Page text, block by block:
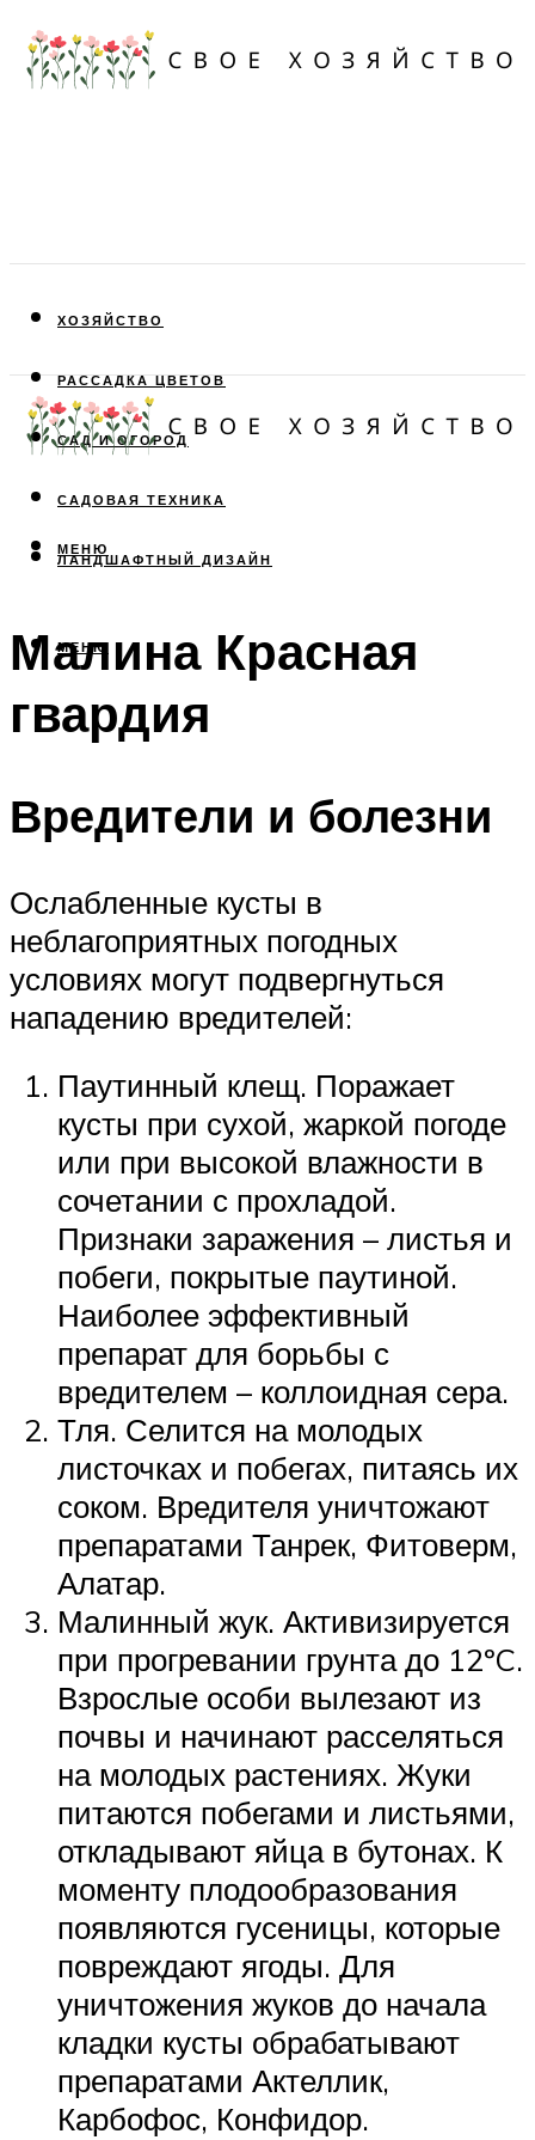
ХОЗЯЙСТВО
РАССАДКА ЦВЕТОВ
САД И ОГОРОД
САДОВАЯ ТЕХНИКА
ЛАНДШАФТНЫЙ ДИЗАЙН
МЕНЮ
МЕНЮ
Малина Красная
гвардия
Вредители и болезни
Ослабленные кусты в
неблагоприятных погодных
условиях могут подвергнуться
нападению вредителей:
Паутинный клещ. Поражает
кусты при сухой, жаркой погоде
или при высокой влажности в
сочетании с прохладой.
Признаки заражения – листья и
побеги, покрытые паутиной.
Наиболее эффективный
препарат для борьбы с
вредителем – коллоидная сера.
Тля. Селится на молодых
листочках и побегах, питаясь их
соком. Вредителя уничтожают
препаратами Танрек, Фитоверм,
Алатар.
Малинный жук. Активизируется
при прогревании грунта до 12ºC.
Взрослые особи вылезают из
почвы и начинают расселяться
на молодых растениях. Жуки
питаются побегами и листьями,
откладывают яйца в бутонах. К
моменту плодообразования
появляются гусеницы, которые
повреждают ягоды. Для
уничтожения жуков до начала
кладки кусты обрабатывают
препаратами Актеллик,
Карбофос, Конфидор.